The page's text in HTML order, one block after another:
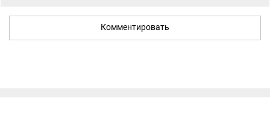
Комментировать